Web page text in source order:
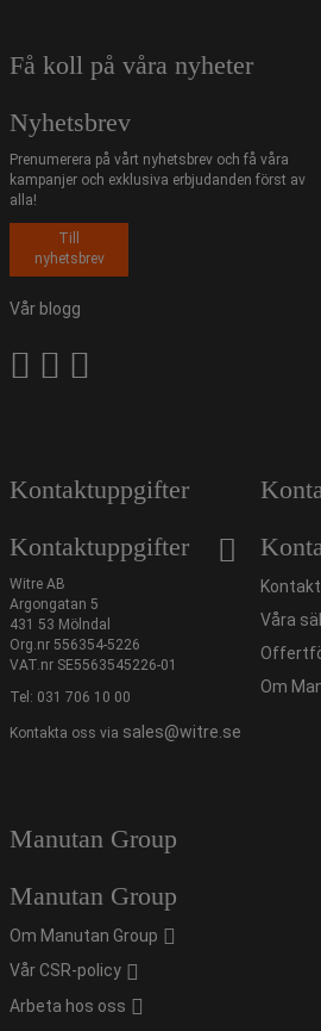
Få koll på våra nyheter
Nyhetsbrev
Prenumerera på vårt nyhetsbrev och få våra
kampanjer och exklusiva erbjudanden först av
alla!
Till
nyhetsbrev
Vår blogg
Kontaktuppgifter
Kontaktuppgifter
Witre AB
Argongatan 5
431 53 Mölndal
Org.nr 556354-5226
VAT.nr SE5563545226-01
Tel: 031 706 10 00
Kontakta oss via sales@witre.se
Våra
Om
Manutan Group
Manutan Group
Om Manutan Group
Vår CSR-policy
Arbeta hos oss